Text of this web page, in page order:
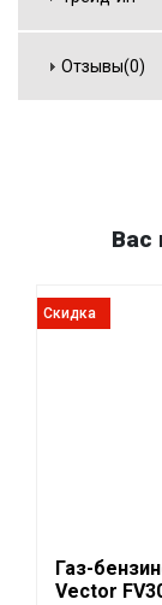
Отзывы(0)
Вас
Скидка
Газ-
Vector